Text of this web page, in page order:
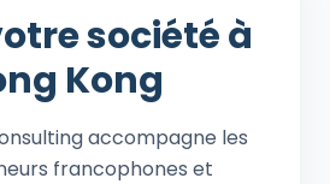
sociétéà
Kong
accompagne les
francophones et